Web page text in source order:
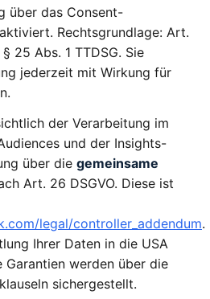
über das Consent-
Rechtsgrundlage: Art.
25 Abs. 1 TTDSG. Sie
jederzeit mit Wirkung für
der Verarbeitung im
und der Insights-
über die gemeinsame
Art. 26 DSGVO. Diese ist
legal/controller_addendum.
Ihrer Daten in die USA
werden über die
sichergestellt.